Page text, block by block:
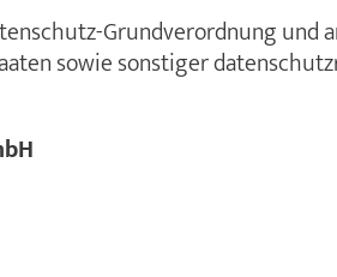
Grundverordnung und
sowie sonstiger